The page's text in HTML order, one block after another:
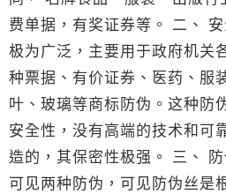
费单据，有奖证券等。 二、
极为广泛，主要用于政府机关
种票据、有价证券、医药、服
叶、玻璃等商标防伪。这种防
安全性，没有高端的技术和可
造的，其保密性极强。 三、
可见两种防伪，可见防伪丝是